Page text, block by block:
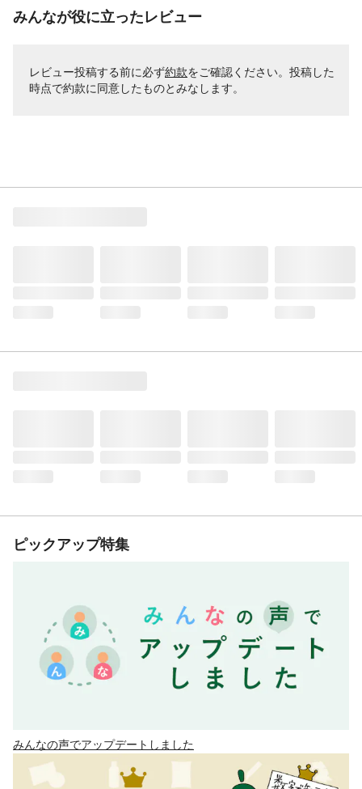
みんなが役に立ったレビュー
レビュー投稿する前に必ず約款をご確認ください。投稿した
時点で約款に同意したものとみなします。
ピックアップ特集
みんなの声でアップデートしました